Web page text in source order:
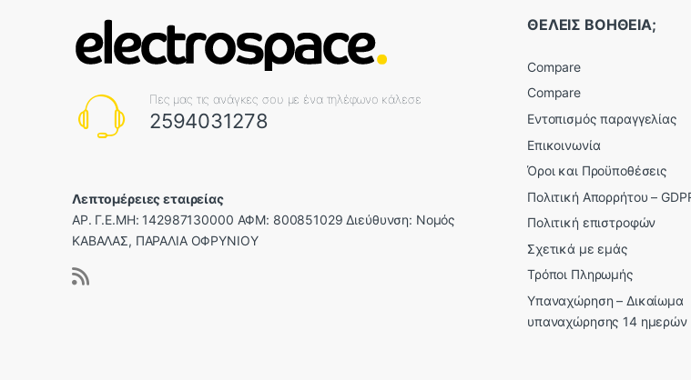
Πες μας τις ανάγκες σου με ένα τηλέφωνο κάλεσε
2594031278
Λεπτομέρειες εταιρείας
ΑΡ. Γ.Ε.ΜΗ: 142987130000 ΑΦΜ: 800851029 Διεύθυνση: Νομός
ΚΑΒΑΛΑΣ, ΠΑΡΑΛΙΑ ΟΦΡΥΝΙΟΥ
ΘΕΛΕΙΣ ΒΟΗΘΕΙΑ;
Compare
Compare
Εντοπισμός παραγγελίας
Επικοινωνία
Όροι και Προϋποθέσεις
Πολιτική Απορρήτου –
Πολιτική επιστροφών
Σχετικά με εμάς
Τρόποι Πληρωμής
Υπαναχώρηση – Δικαίωμα
υπαναχώρησης 14 ημερών